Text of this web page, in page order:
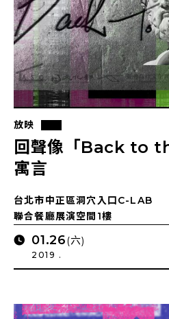
放映
回聲像「Back to
寓言
台北市中正區洞穴入口C-LAB
聯合餐廳展演空間1樓
01.26(六)
2019 .